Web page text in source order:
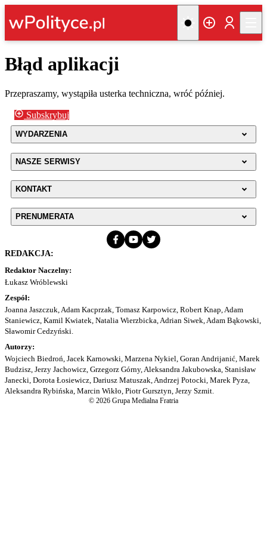
Błąd aplikacji
Przepraszamy, wystąpiła usterka techniczna, wróć później.
Subskrybuj
WYDARZENIA
NASZE SERWISY
KONTAKT
PRENUMERATA
REDAKCJA:
Redaktor Naczelny:
Łukasz Wróblewski
Zespół:
Joanna Jaszczuk, Adam Kacprzak, Tomasz Karpowicz, Robert Knap, Adam
Staniewicz, Kamil Kwiatek, Natalia Wierzbicka, Adrian Siwek, Adam Bąkowski,
Sławomir Cedzyński.
Autorzy:
Wojciech Biedroń, Jacek Karnowski, Marzena Nykiel, Goran Andrijanić, Marek
Budzisz, Jerzy Jachowicz, Grzegorz Górny, Aleksandra Jakubowska, Stanisław
Janecki, Dorota Łosiewicz, Dariusz Matuszak, Andrzej Potocki, Marek Pyza,
Aleksandra Rybińska, Marcin Wikło, Piotr Gursztyn, Jerzy Szmit.
© 2026 Grupa Medialna Fratria